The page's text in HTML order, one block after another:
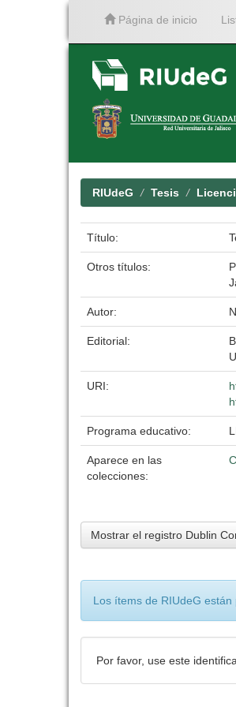
Página de inicio
RIUdeG Tesis
Título:
Otros títulos:
Autor:
Editorial:
URI:
Programa educativo:
Aparece en las
colecciones:
Mostrar el registro Dublin
Los ítems de RIUdeG
Por favor, use este